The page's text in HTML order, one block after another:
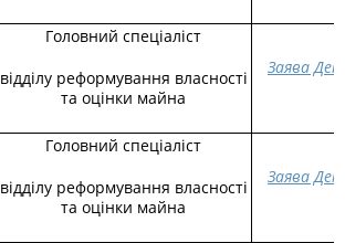
Головний спеціаліст
відділу реформування власності
та оцінки майна
Заява
Головний спеціаліст
відділу реформування власності
та оцінки майна
Заява